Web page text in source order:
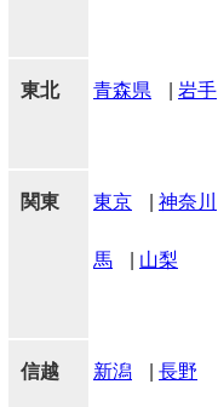
東北 青森県 岩手
関東 東京 神奈川
馬 山梨
信越 新潟 長野